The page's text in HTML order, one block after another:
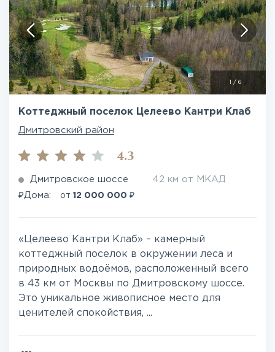
/ 6
Коттеджный поселок Целеево Кантри Клаб
Дмитровский район
4.3
Дмитровское шоссе 42 км от МКАД
₽Дома: от 12 000 000 ₽
«Целеево Кантри Клаб» – камерный
коттеджный поселок в окружении леса и
природных водоёмов, расположенный всего
в 43 км от Москвы по Дмитровскому шоссе.
Это уникальное живописное место для
ценителей спокойствия, ...